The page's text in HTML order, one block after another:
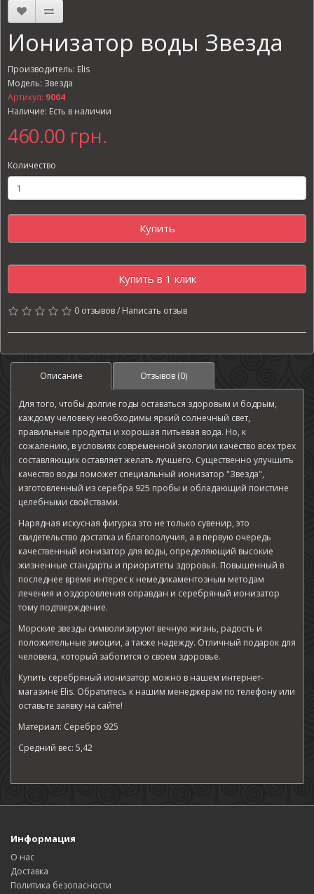
Ионизатор воды Звезда
Производитель: Elis
Модель: Звезда
Артикул: 9004
Наличие: Есть в наличии
460.00 грн.
Количество
Купить
Купить в 1 клик
0 отзывов/ Написать отзыв
Описание Отзывов (0)
Для того, чтобы долгие годы оставаться здоровым и бодрым,
каждому человеку необходимы яркий солнечный свет,
правильные продукты и хорошая питьевая вода. Но, к
сожалению, в условиях современной экологии качество всех трех
составляющих оставляет желать лучшего. Существенно улучшить
качество воды поможет специальный ионизатор "Звезда",
изготовленный из серебра 925 пробы и обладающий поистине
целебными свойствами.
Нарядная искусная фигурка это не только сувенир, это
свидетельство достатка и благополучия, а в первую очередь
качественный ионизатор для воды, определяющий высокие
жизненные стандарты и приоритеты здоровья. Повышенный в
последнее время интерес к немедикаментозным методам
лечения и оздоровления оправдан и серебряный ионизатор
тому подтверждение.
Морские звезды символизируют вечную жизнь, радость и
положительные эмоции, а также надежду. Отличный подарок для
человека, который заботится о своем здоровье.
Купить серебряный ионизатор можно в нашем интернет-
магазине Elis. Обратитесь к нашим менеджерам по телефону или
оставьте заявку на сайте!
Материал: Серебро 925
Средний вес: 5,42
Информация
О нас
Доставка
Политика безопасности